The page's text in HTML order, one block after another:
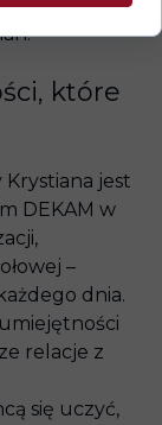
czegoś, co się
które
jest
DEKAM w
–
dnia.
relacje z
się uczyć,